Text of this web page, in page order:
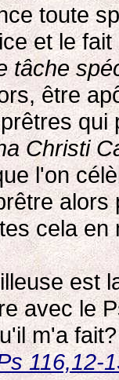
toute
et le
tâche
être
Christi
l'on
cela en
est
avec le
m'a
116,12-